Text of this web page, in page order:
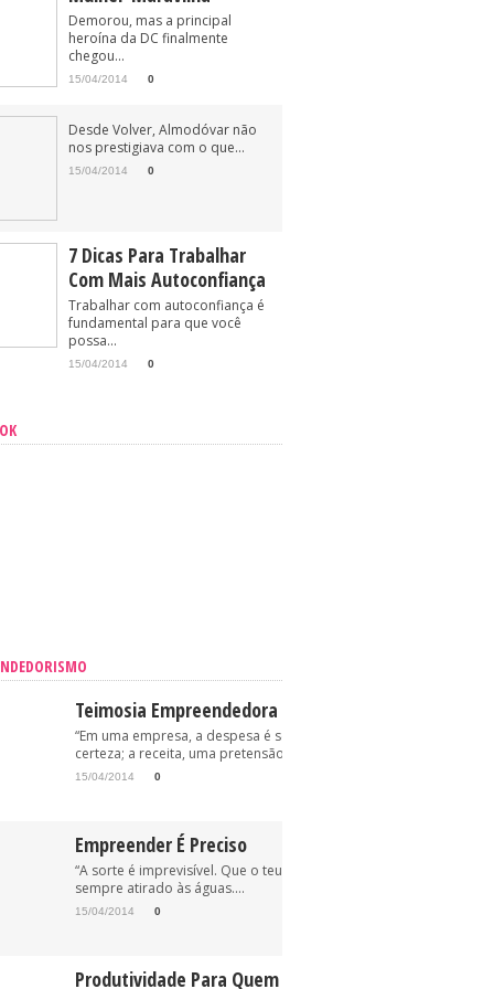
Demorou, mas a principal
heroína da DC finalmente
chegou...
15/04/2014 0
Desde Volver, Almodóvar não
nos prestigiava com o que...
15/04/2014 0
7 Dicas Para Trabalhar
Com Mais Autoconfiança
Trabalhar com autoconfiança é
fundamental para que você
possa...
15/04/2014 0
Teimosia Empreendedora
“Em uma empresa, a despesa é sempre uma
certeza; a receita, uma pretensão.” (Oriovisto...
15/04/2014 0
Empreender É Preciso
“A sorte é imprevisível. Que o teu anzol esteja, pois,
sempre atirado às águas....
15/04/2014 0
Produtividade Para Quem Trabalha Em